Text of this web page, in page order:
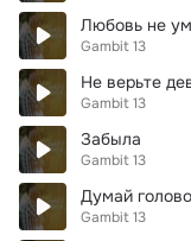
Любовь не
Gambit 13
Не верьте
Gambit 13
Забыла
Gambit 13
Думай
Gambit 13